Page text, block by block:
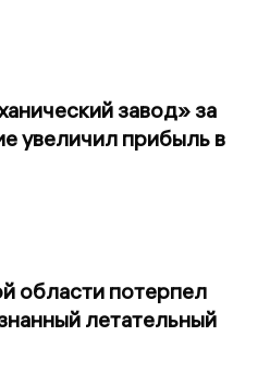
завод» за
увеличил прибыль в
области потерпел
летательный